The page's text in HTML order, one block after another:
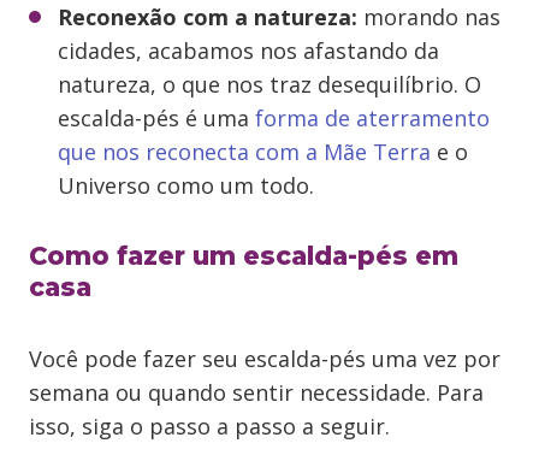
Reconexão com a natureza: morando nas
cidades, acabamos nos afastando da
natureza, o que nos traz desequilíbrio. O
escalda-pés é uma forma de aterramento
que nos reconecta com a Mãe Terra e o
Universo como um todo.
Como fazer um escalda-pés em
casa
Você pode fazer seu escalda-pés uma vez por
semana ou quando sentir necessidade. Para
isso, siga o passo a passo a seguir.